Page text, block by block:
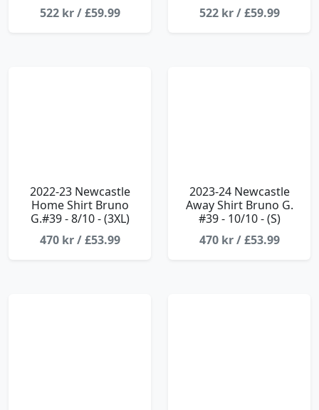
522 kr / £59.99
522 kr / £59.99
2022-23 Newcastle
Home Shirt Bruno
G.#39 - 8/10 - (3XL)
470 kr / £53.99
2023-24 Newcastle
Away Shirt Bruno G.
#39 - 10/10 - (S)
470 kr / £53.99